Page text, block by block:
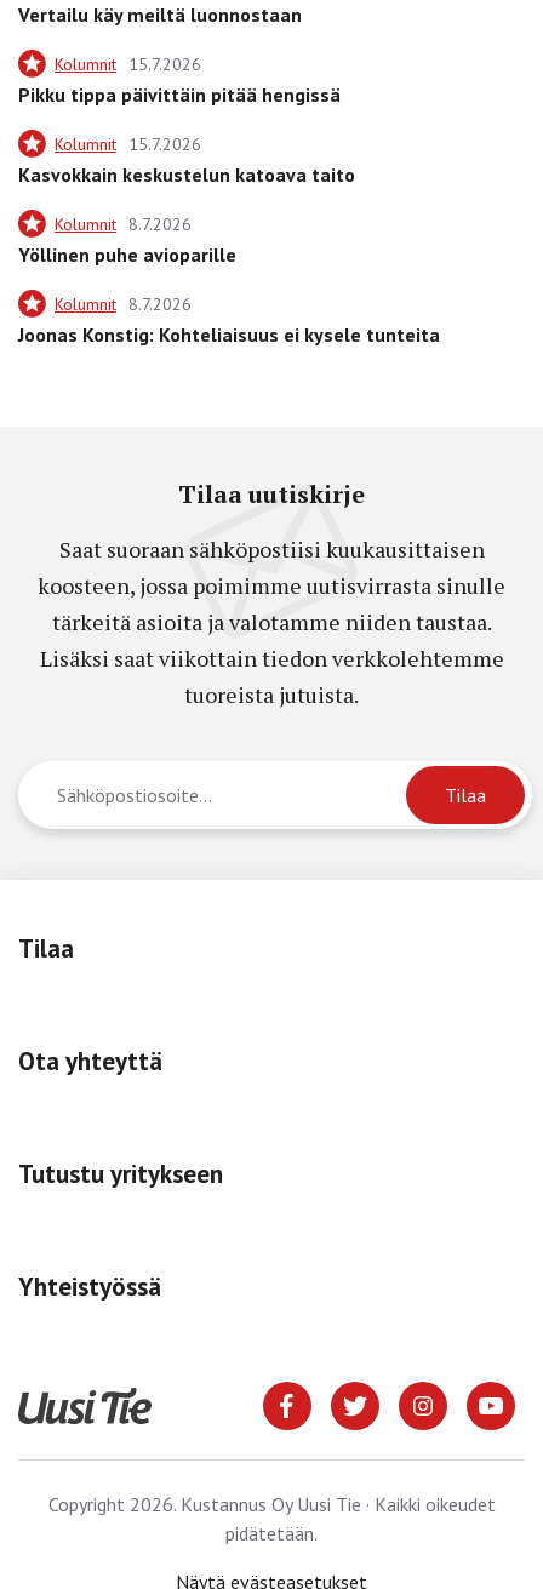
Vertailu käy meiltä luonnostaan
Kolumnit 15.7.2026
Pikku tippa päivittäin pitää hengissä
Kolumnit 15.7.2026
Kasvokkain keskustelun katoava taito
Kolumnit 8.7.2026
Yöllinen puhe avioparille
Kolumnit 8.7.2026
Joonas Konstig: Kohteliaisuus ei kysele tunteita
Tilaa uutiskirje
Saat suoraan sähköpostiisi kuukausittaisen
koosteen, jossa poimimme uutisvirrasta sinulle
tärkeitä asioita ja valotamme niiden taustaa.
Lisäksi saat viikottain tiedon verkkolehtemme
tuoreista jutuista.
Tilaa
Ota yhteyttä
Tutustu yritykseen
Yhteistyössä
Copyright 2026. Kustannus Oy Uusi Tie · Kaikki oikeudet
pidätetään.
Näytä evästeasetukset